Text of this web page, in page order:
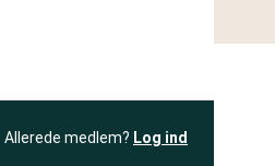
Allerede medlem? Log ind